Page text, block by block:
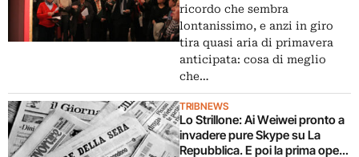
ricordo che sembra
lontanissimo, e anzi in giro
tira quasi aria di primavera
anticipata: cosa di meglio
che…
TRIBNEWS
Lo Strillone: Ai Weiwei pronto a
invadere pure Skype su La
Repubblica. E poi la prima opera